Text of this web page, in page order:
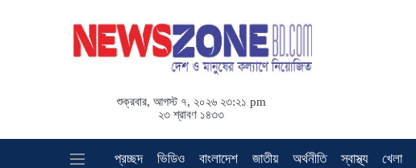
শুক্রবার, আগস্ট ৭, ২০২৬ ২৩:২১ pm
২৩ শ্রাবণ ১৪৩৩
প্রচ্ছদ ভিডিও বাংলাদেশ জাতীয় অর্থনীতি স্বাস্থ্য খেলা